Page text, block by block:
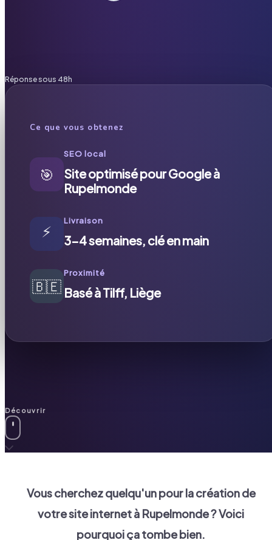
Réponse sous 48h
Ce que vous obtenez
🎯
SEO local
Site optimisé pour Google à
Rupelmonde
⚡
Livraison
3-4 semaines, clé en main
🇧🇪
Proximité
Basé à Tilff, Liège
Découvrir
Vous cherchez quelqu'un pour la création de
votre site internet à Rupelmonde? Voici
pourquoi ça tombe bien.